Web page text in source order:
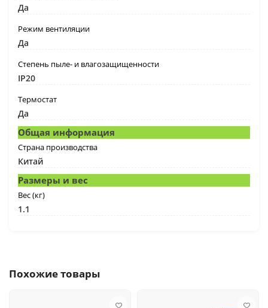
Да
Режим вентиляции
Да
Степень пыле- и влагозащищенности
IP20
Термостат
Да
Общая информация
Страна производства
Китай
Размеры и вес
Вес (кг)
1.1
Похожие товары